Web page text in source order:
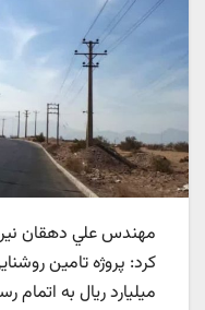
مهندس علي دهقان
میلیارد ریال به اتمام